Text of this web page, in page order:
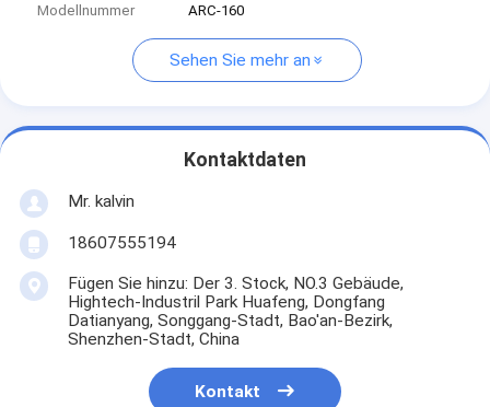
Modellnummer
ARC-160
Sehen Sie mehr an
Kontaktdaten
Mr. kalvin
18607555194
Fügen Sie hinzu: Der 3. Stock, NO.3 Gebäude,
Hightech-Industril Park Huafeng, Dongfang
Datianyang, Songgang-Stadt, Bao'an-Bezirk,
Shenzhen-Stadt, China
Kontakt